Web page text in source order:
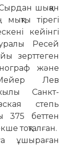
шыққан
тірегі
кейінгі
Ресей
зерттеген
және
Лев
Санкт-
степь
375 беттен
тоқталған.
ұшыраған